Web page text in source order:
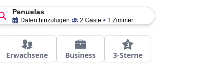
Penuelas
Daten hinzufügen 2 Gäste 1 Zimmer
Erwachsene Business 3-Sterne